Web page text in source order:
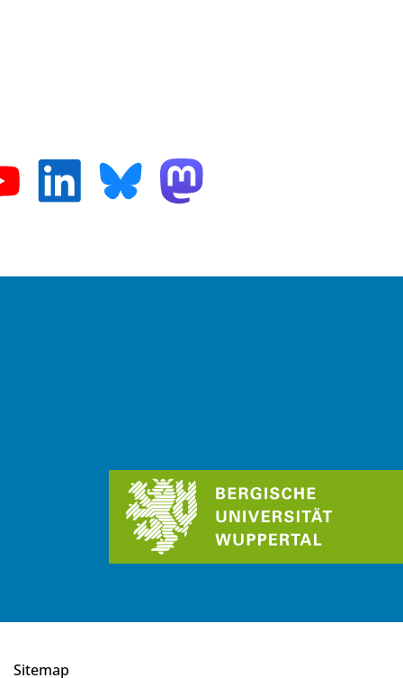
Sitemap